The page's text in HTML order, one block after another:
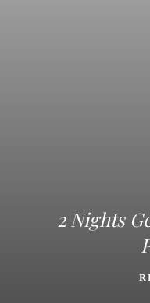
2 Nights